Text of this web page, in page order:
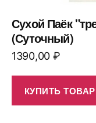
Сухой Паёк
(Суточный)
1390,00 ₽
КУПИТЬ ТОВАР